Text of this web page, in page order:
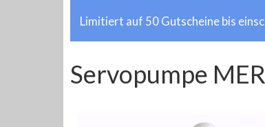
Limitiert auf 50 Gutscheine bis
Servopumpe